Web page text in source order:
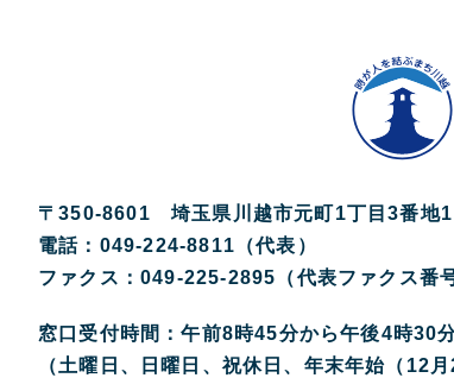
〒350-8601 埼玉県川越市元町1丁目3番地1
電話：049-224-8811（代表）
ファクス：049-225-2895（代表ファクス番号
窓口受付時間：午前8時45分から午後4時30
（土曜日、日曜日、祝休日、年末年始（12